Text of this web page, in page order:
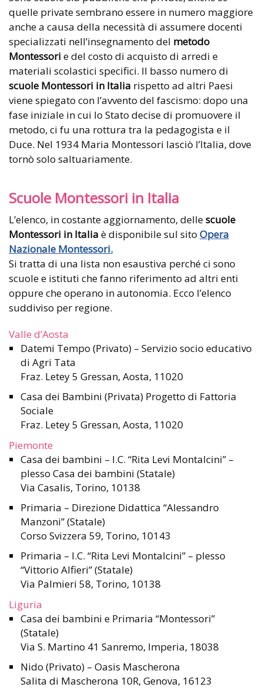
quelle private sembrano essere in numero maggiore
anche a causa della necessità di assumere docenti
specializzati nell’insegnamento del metodo
Montessori e del costo di acquisto di arredi e
materiali scolastici specifici. Il basso numero di
scuole Montessori in Italia rispetto ad altri Paesi
viene spiegato con l’avvento del fascismo: dopo una
fase iniziale in cui lo Stato decise di promuovere il
metodo, ci fu una rottura tra la pedagogista e il
Duce. Nel 1934 Maria Montessori lasciò l’Italia, dove
tornò solo saltuariamente.
Scuole Montessori in Italia
L’elenco, in costante aggiornamento, dellescuole
Montessori in Italia è disponibile sul sito Opera
Nazionale Montessori.
Si tratta di una lista non esaustiva perché ci sono
scuole e istituti che fanno riferimento ad altri enti
oppure che operano in autonomia. Ecco l’elenco
suddiviso per regione.
Valle d’Aosta
Datemi Tempo (Privato) – Servizio socio educativo
di Agri Tata
Fraz. Letey 5 Gressan, Aosta, 11020
Casa dei Bambini (Privata) Progetto di Fattoria
Sociale
Fraz. Letey 5 Gressan, Aosta, 11020
Piemonte
Casa dei bambini – I.C. “Rita Levi Montalcini” –
plesso Casa dei bambini (Statale)
Via Casalis, Torino, 10138
Primaria – Direzione Didattica “Alessandro
Manzoni” (Statale)
Corso Svizzera 59, Torino, 10143
Primaria – I.C. “Rita Levi Montalcini” – plesso
“Vittorio Alfieri” (Statale)
Via Palmieri 58, Torino, 10138
Liguria
Casa dei bambini e Primaria “Montessori”
(Statale)
Via S. Martino 41 Sanremo, Imperia, 18038
Nido (Privato) – Oasis Mascherona
Salita di Mascherona 10R, Genova, 16123